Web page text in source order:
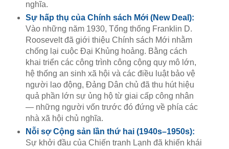
nghĩa.
Sự hấp thụ của Chính sách Mới (New Deal):
Vào những năm 1930, Tổng thống Franklin D.
Roosevelt đã giới thiệu Chính sách Mới nhằm
chống lại cuộc Đại Khủng hoảng. Bằng cách
khai triển các công trình công cộng quy mô lớn,
hệ thống an sinh xã hội và các điều luật bảo vệ
người lao động, Đảng Dân chủ đã thu hút hiệu
quả phần lớn sự ủng hộ từ giai cấp công nhân
— những người vốn trước đó đứng về phía các
nhà xã hội chủ nghĩa.
Nỗi sợ Cộng sản lần thứ hai (1940s–1950s):
Sự khởi đầu của Chiến tranh Lạnh đã khiến khái